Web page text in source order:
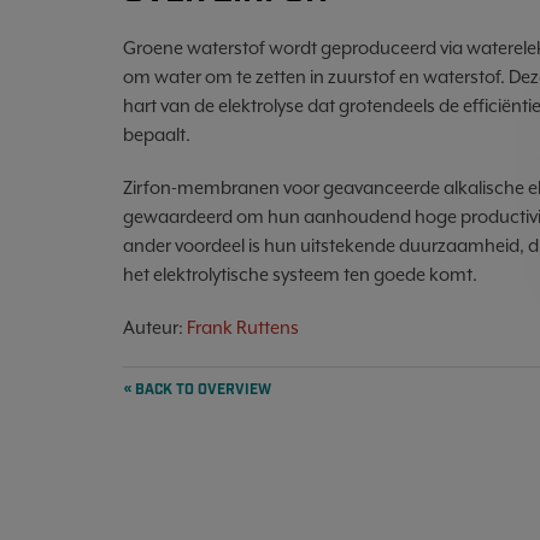
Groene waterstof wordt geproduceerd via
om water om te zetten in zuurstof en waterstof.
hart van de elektrolyse dat grotendeels de
bepaalt.
Zirfon-membranen voor geavanceerde alkalische
gewaardeerd om hun aanhoudend hoge
ander voordeel is hun uitstekende duurzaamheid,
het elektrolytische systeem ten goede komt.
Auteur: Frank Ruttens
« BACK TO OVERVIEW